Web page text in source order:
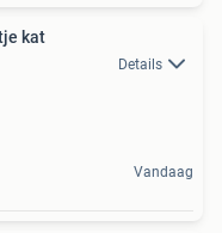
kat
Details
Vandaag